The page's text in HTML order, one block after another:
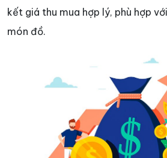
kết giá thu mua hợp lý, phù hợp
món đồ.